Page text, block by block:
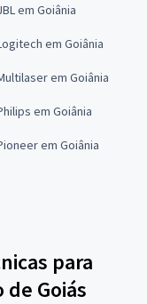
em Goiânia
em Goiânia
em Goiânia
em Goiânia
em Goiânia
para
Goiás